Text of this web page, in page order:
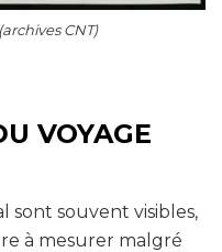
CNT)
VOYAGE
sont souvent visibles,
à mesurer malgré